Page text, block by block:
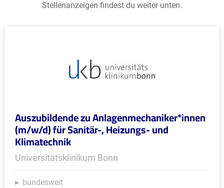
Stellenanzeigen findest du weiter unten.
Auszubildende zu Anlagenmechaniker*innen
(m/w/d) für Sanitär-, Heizungs- und
Klimatechnik
Universitätsklinikum Bonn
bundesweit